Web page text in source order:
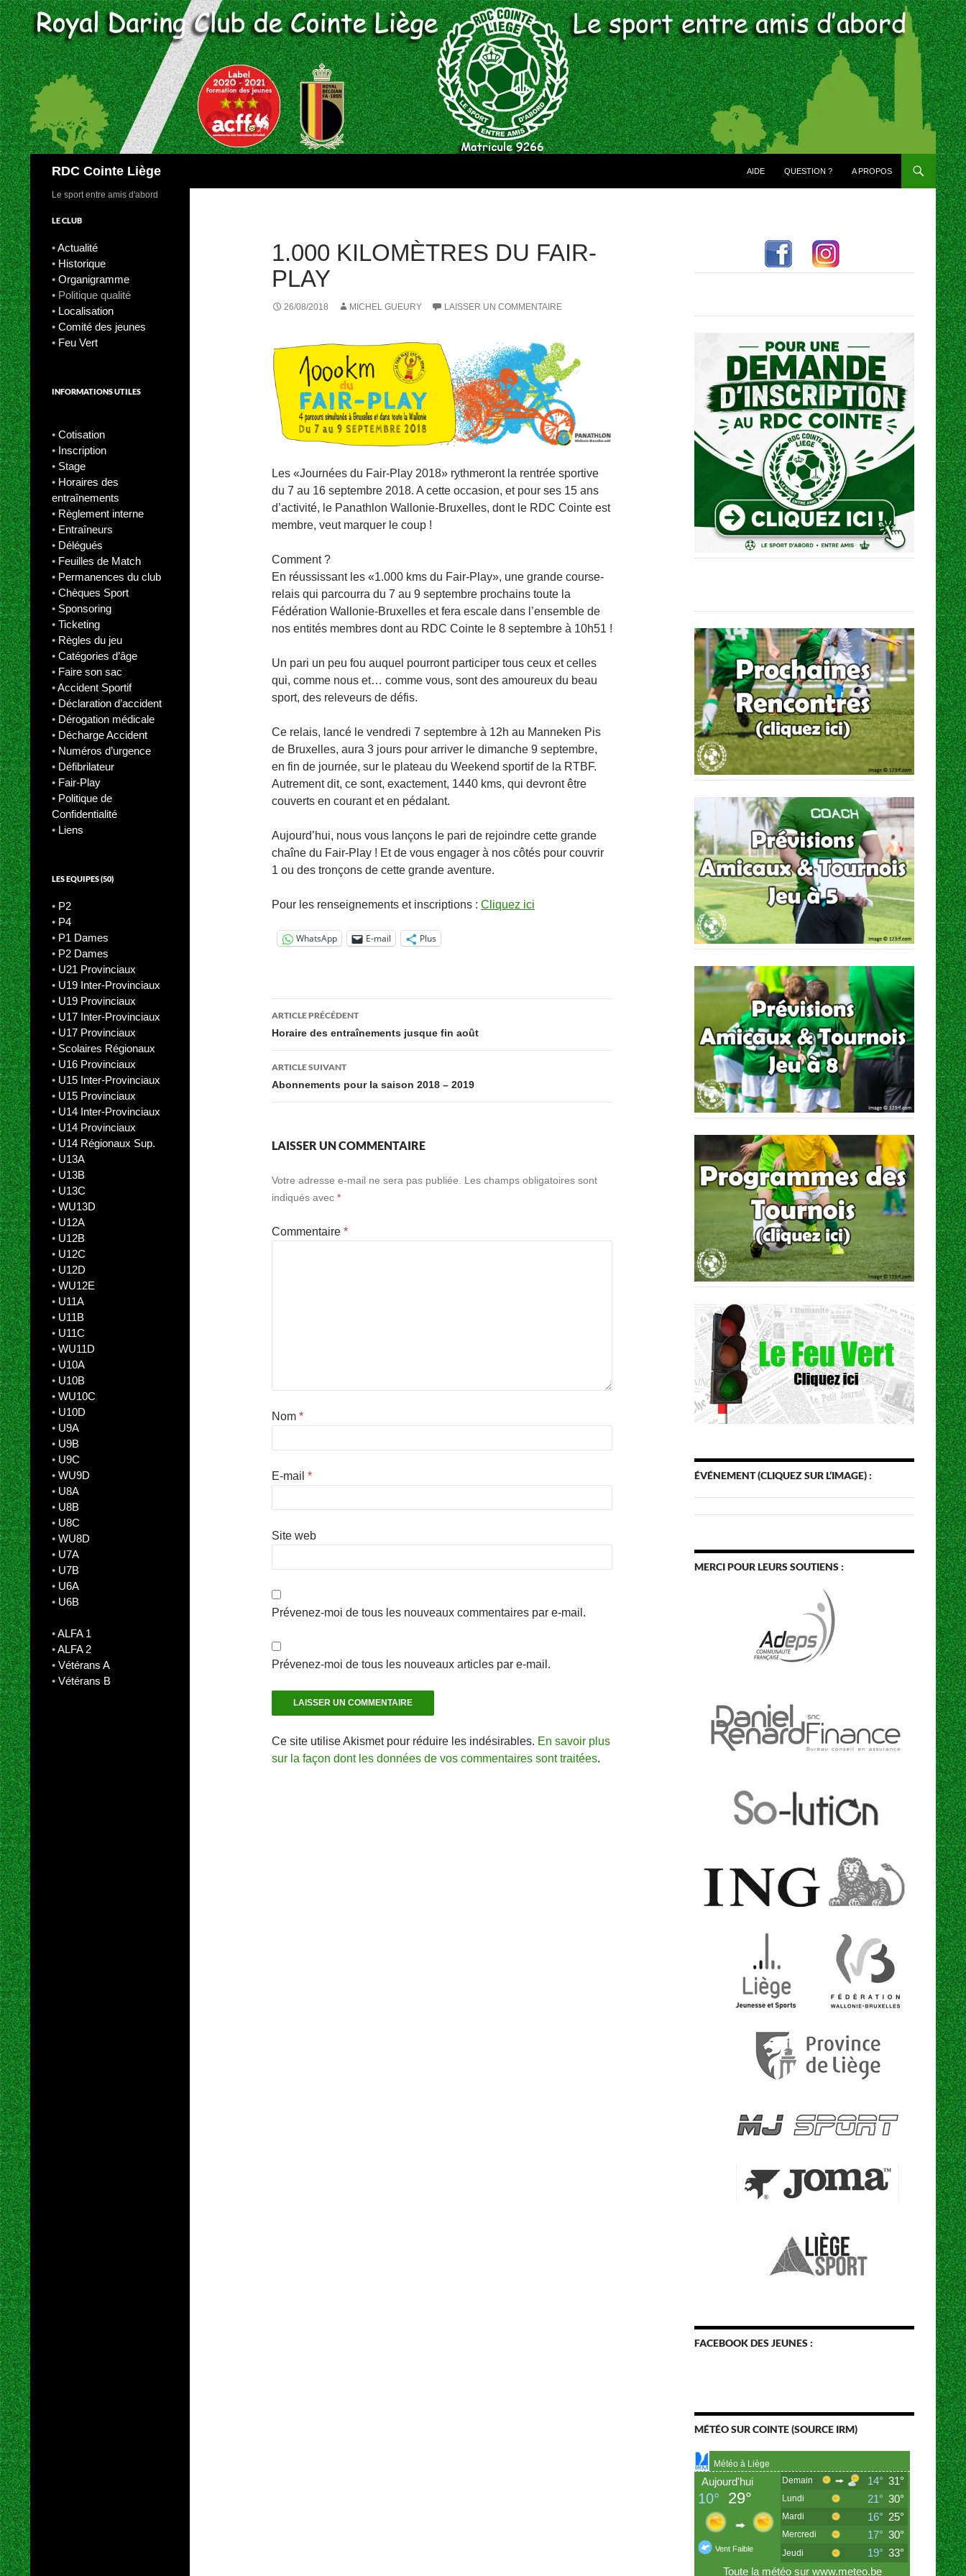
Aller
au
contenu
RDC Cointe Liège AIDE QUESTION ? A PROPOS
1.000 KILOMÈTRES DU FAIR-
PLAY
26/08/2018 MICHEL GUEURY LAISSER UN COMMENTAIRE
Les «Journées du Fair-Play 2018» rythmeront la rentrée sportive
du 7 au 16 septembre 2018. A cette occasion, et pour ses 15 ans
d’activité, le Panathlon Wallonie-Bruxelles, dont le RDC Cointe est
membre, veut marquer le coup !
Comment ?
En réussissant les «1.000 kms du Fair-Play», une grande course-
relais qui parcourra du 7 au 9 septembre prochains toute la
Fédération Wallonie-Bruxelles et fera escale dans l’ensemble de
nos entités membres dont au RDC Cointe le 8 septembre à 10h51 !
Un pari un peu fou auquel pourront participer tous ceux et celles
qui, comme nous et… comme vous, sont des amoureux du beau
sport, des releveurs de défis.
Ce relais, lancé le vendredi 7 septembre à 12h au Manneken Pis
de Bruxelles, aura 3 jours pour arriver le dimanche 9 septembre,
en fin de journée, sur le plateau du Weekend sportif de la RTBF.
Autrement dit, ce sont, exactement, 1440 kms, qui devront être
couverts en courant et en pédalant.
Aujourd’hui, nous vous lançons le pari de rejoindre cette grande
chaîne du Fair-Play ! Et de vous engager à nos côtés pour couvrir
1 ou des tronçons de cette grande aventure.
Pour les renseignements et inscriptions : Cliquez ici
WhatsApp E-mail Plus
Navigation
des
articles
ARTICLE PRÉCÉDENT
Horaire des entraînements jusque fin août
ARTICLE SUIVANT
Abonnements pour la saison 2018 – 2019
LAISSER UN COMMENTAIRE
Votre adresse e-mail ne sera pas publiée. Les champs obligatoires sont
indiqués avec *
Commentaire *
Nom *
E-mail *
Site web
Prévenez-moi de tous les nouveaux commentaires par e-mail.
Prévenez-moi de tous les nouveaux articles par e-mail.
Ce site utilise Akismet pour réduire les indésirables. En savoir plus
sur la façon dont les données de vos commentaires sont traitées.
ÉVÉNEMENT (CLIQUEZ SUR L’IMAGE) :
MERCI POUR LEURS SOUTIENS :
FACEBOOK DES JEUNES :
MÉTÉO SUR COINTE (SOURCE IRM)
Le sport entre amis d'abord
LE CLUB
•Actualité
• Historique
• Organigramme
• Politique qualité
• Localisation
• Comité des jeunes
• Feu Vert
INFORMATIONS UTILES
• Cotisation
• Inscription
• Stage
• Horaires des
entraînements
• Règlement interne
• Entraîneurs
• Délégués
• Feuilles de Match
• Permanences du club
• Chèques Sport
• Sponsoring
• Ticketing
• Règles du jeu
• Catégories d’âge
• Faire son sac
•Accident Sportif
• Déclaration d’accident
• Dérogation médicale
• Décharge Accident
• Numéros d’urgence
• Défibrilateur
• Fair-Play
• Politique de
Confidentialité
• Liens
LES EQUIPES (50)
• P2
• P4
• P1 Dames
• P2 Dames
• U21 Provinciaux
• U19 Inter-Provinciaux
• U19 Provinciaux
• U17 Inter-Provinciaux
• U17 Provinciaux
• Scolaires Régionaux
• U16 Provinciaux
• U15 Inter-Provinciaux
• U15 Provinciaux
• U14 Inter-Provinciaux
• U14 Provinciaux
• U14 Régionaux Sup.
• U13A
• U13B
• U13C
• WU13D
• U12A
• U12B
• U12C
• U12D
• WU12E
• U11A
• U11B
• U11C
• WU11D
• U10A
• U10B
• WU10C
• U10D
• U9A
• U9B
• U9C
• WU9D
• U8A
• U8B
• U8C
• WU8D
• U7A
• U7B
• U6A
• U6B
•ALFA 1
•ALFA 2
• Vétérans A
• Vétérans B